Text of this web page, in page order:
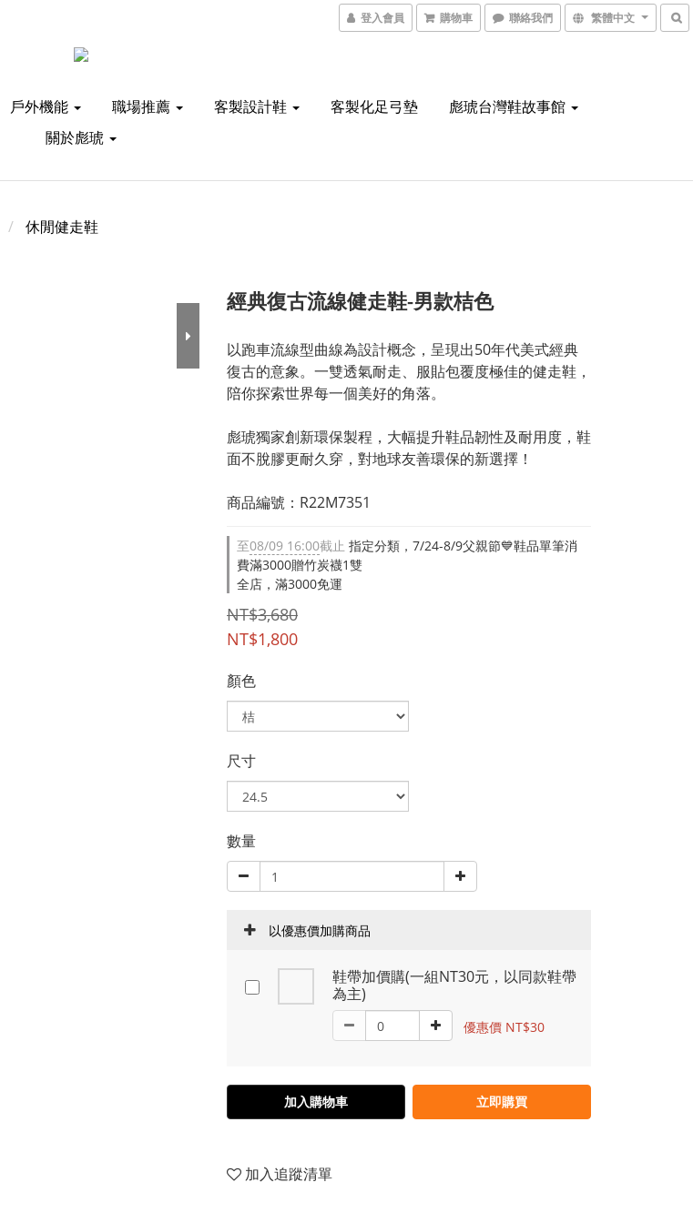
登入會員 購物車 聯絡我們 繁體中文
戶外機能 職場推薦 客製設計鞋 客製化足弓墊
彪琥台灣鞋故事館
關於彪琥
休閒健走鞋
經典復古流線健走鞋-男款桔色
以跑車流線型曲線為設計概念，呈現出50年代美式經典
復古的意象。一雙透氣耐走、服貼包覆度極佳的健走鞋，
陪你探索世界每一個美好的角落。
彪琥獨家創新環保製程，大幅提升鞋品韌性及耐用度，鞋
面不脫膠更耐久穿，對地球友善環保的新選擇！
商品編號：R22M7351
至08/09 16:00截止 指定分類，7/24-8/9父親節💙鞋品單筆消
費滿3000贈竹炭襪1雙
全店，滿3000免運
NT$3,680
NT$1,800
顏色
尺寸
數量
以優惠價加購商品
鞋帶加價購(一組NT30元，以同款鞋帶
為主)
優惠價 NT$30
加入購物車 立即購買
加入追蹤清單